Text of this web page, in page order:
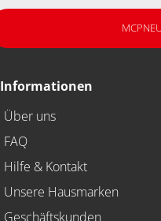
Informationen
Über uns
FAQ
Hilfe & Kontakt
Unsere Hausmarken
Geschäftskunden